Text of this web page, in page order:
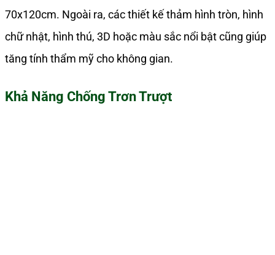
70x120cm. Ngoài ra, các thiết kế thảm hình tròn, hình
chữ nhật, hình thú, 3D hoặc màu sắc nổi bật cũng giúp
tăng tính thẩm mỹ cho không gian.
Khả Năng Chống Trơn Trượt